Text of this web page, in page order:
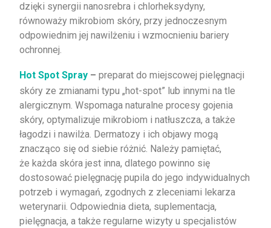
dzięki synergii nanosrebra i chlorheksydyny,
równoważy mikrobiom skóry, przy jednoczesnym
odpowiednim jej nawilżeniu i wzmocnieniu bariery
ochronnej.
Hot Spot Spray – preparat do miejscowej pielęgnacji
skóry ze zmianami typu „hot-spot” lub innymi na tle
alergicznym. Wspomaga naturalne procesy gojenia
skóry, optymalizuje mikrobiom i natłuszcza, a także
łagodzi i nawilża. Dermatozy i ich objawy mogą
znacząco się od siebie różnić. Należy pamiętać,
że każda skóra jest inna, dlatego powinno się
dostosować pielęgnację pupila do jego indywidualnych
potrzeb i wymagań, zgodnych z zleceniami lekarza
weterynarii. Odpowiednia dieta, suplementacja,
pielęgnacja, a także regularne wizyty u specjalistów